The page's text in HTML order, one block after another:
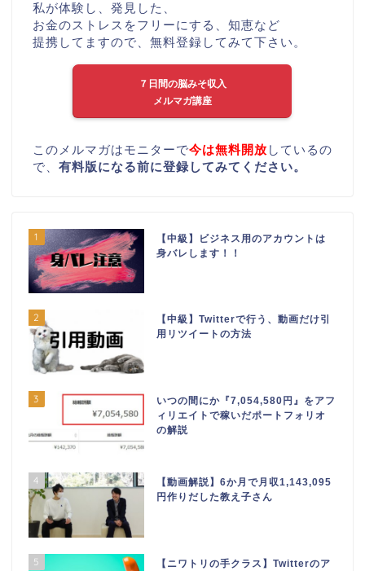
私が体験し、発見した、
お金のストレスをフリーにする、知恵など
提携してますので、無料登録してみて下さい。
７日間の脳みそ収入
メルマガ講座
このメルマガはモニターで今は無料開放 しているの
で、 有料版になる前に登録してみてください。
1
【中級】ビジネス用のアカウントは
身バレします！！
2
【中級】Twitterで行う、動画だけ引
用リツイートの方法
3
いつの間にか『7,054,580円』をアフ
ィリエイトで稼いだポートフォリオ
の解説
4
【動画解説】6か月で月収1,143,095
円作りだした教え子さん
5
【ニワトリの手クラス】Twitterのア